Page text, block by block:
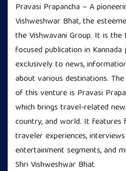
Pravasi Prapancha – A
Vishweshwar Bhat, the
the Vishwavani Group. It is
focused publication in Kannada
exclusively to news,
about various destinations.
of this venture is Pravasi
which brings travel-related
country, and world. It features
traveler experiences,
entertainment segments, and
Shri Vishweshwar Bhat